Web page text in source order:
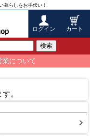
暮らしをお手伝い！
ログイン カート
検索
業について
。